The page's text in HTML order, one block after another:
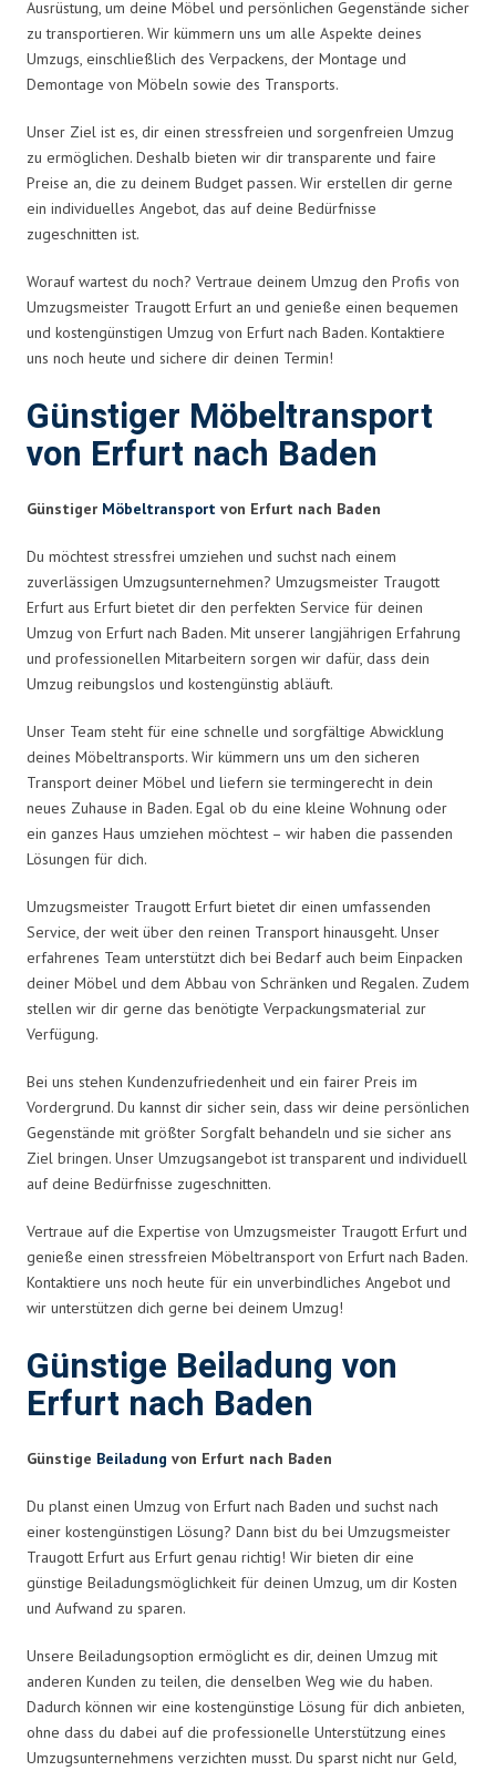
Ausrüstung, um deine Möbel und persönlichen Gegenstände sicher
zu transportieren. Wir kümmern uns um alle Aspekte deines
Umzugs, einschließlich des Verpackens, der Montage und
Demontage von Möbeln sowie des Transports.
Unser Ziel ist es, dir einen stressfreien und sorgenfreien Umzug
zu ermöglichen. Deshalb bieten wir dir transparente und faire
Preise an, die zu deinem Budget passen. Wir erstellen dir gerne
ein individuelles Angebot, das auf deine Bedürfnisse
zugeschnitten ist.
Worauf wartest du noch? Vertraue deinem Umzug den Profis von
Umzugsmeister Traugott Erfurt an und genieße einen bequemen
und kostengünstigen Umzug von Erfurt nach Baden. Kontaktiere
uns noch heute und sichere dir deinen Termin!
Günstiger Möbeltransport
von Erfurt nach Baden
Günstiger Möbeltransport von Erfurt nach Baden
Du möchtest stressfrei umziehen und suchst nach einem
zuverlässigen Umzugsunternehmen? Umzugsmeister Traugott
Erfurt aus Erfurt bietet dir den perfekten Service für deinen
Umzug von Erfurt nach Baden. Mit unserer langjährigen Erfahrung
und professionellen Mitarbeitern sorgen wir dafür, dass dein
Umzug reibungslos und kostengünstig abläuft.
Unser Team steht für eine schnelle und sorgfältige Abwicklung
deines Möbeltransports. Wir kümmern uns um den sicheren
Transport deiner Möbel und liefern sie termingerecht in dein
neues Zuhause in Baden. Egal ob du eine kleine Wohnung oder
ein ganzes Haus umziehen möchtest – wir haben die passenden
Lösungen für dich.
Umzugsmeister Traugott Erfurt bietet dir einen umfassenden
Service, der weit über den reinen Transport hinausgeht. Unser
erfahrenes Team unterstützt dich bei Bedarf auch beim Einpacken
deiner Möbel und dem Abbau von Schränken und Regalen. Zudem
stellen wir dir gerne das benötigte Verpackungsmaterial zur
Verfügung.
Bei uns stehen Kundenzufriedenheit und ein fairer Preis im
Vordergrund. Du kannst dir sicher sein, dass wir deine persönlichen
Gegenstände mit größter Sorgfalt behandeln und sie sicher ans
Ziel bringen. Unser Umzugsangebot ist transparent und individuell
auf deine Bedürfnisse zugeschnitten.
Vertraue auf die Expertise von Umzugsmeister Traugott Erfurt und
genieße einen stressfreien Möbeltransport von Erfurt nach Baden.
Kontaktiere uns noch heute für ein unverbindliches Angebot und
wir unterstützen dich gerne bei deinem Umzug!
Günstige Beiladung von
Erfurt nach Baden
Günstige Beiladung von Erfurt nach Baden
Du planst einen Umzug von Erfurt nach Baden und suchst nach
einer kostengünstigen Lösung? Dann bist du bei Umzugsmeister
Traugott Erfurt aus Erfurt genau richtig! Wir bieten dir eine
günstige Beiladungsmöglichkeit für deinen Umzug, um dir Kosten
und Aufwand zu sparen.
Unsere Beiladungsoption ermöglicht es dir, deinen Umzug mit
anderen Kunden zu teilen, die denselben Weg wie du haben.
Dadurch können wir eine kostengünstige Lösung für dich anbieten,
ohne dass du dabei auf die professionelle Unterstützung eines
Umzugsunternehmens verzichten musst. Du sparst nicht nur Geld,